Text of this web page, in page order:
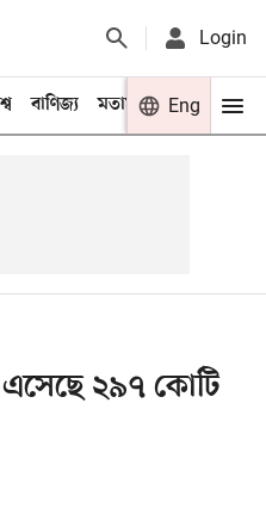
Login
বাণিজ্য মতামত খেলা
Eng
এসেছে ২৯৭ কোটি